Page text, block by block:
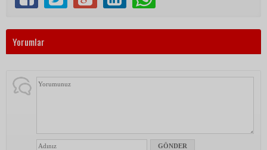
Yorumlar